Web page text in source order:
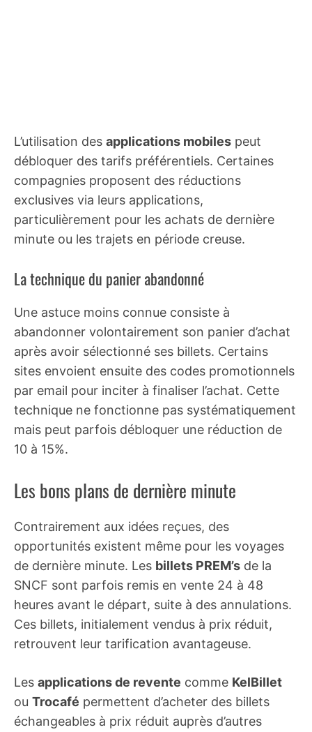
L’utilisation des applications mobiles peut
débloquer des tarifs préférentiels. Certaines
compagnies proposent des réductions
exclusives via leurs applications,
particulièrement pour les achats de dernière
minute ou les trajets en période creuse.
La technique du panier abandonné
Une astuce moins connue consiste à
abandonner volontairement son panier d’achat
après avoir sélectionné ses billets. Certains
sites envoient ensuite des codes promotionnels
par email pour inciter à finaliser l’achat. Cette
technique ne fonctionne pas systématiquement
mais peut parfois débloquer une réduction de
10 à 15%.
Les bons plans de dernière minute
Contrairement aux idées reçues, des
opportunités existent même pour les voyages
de dernière minute. Les billets PREM’s de la
SNCF sont parfois remis en vente 24 à 48
heures avant le départ, suite à des annulations.
Ces billets, initialement vendus à prix réduit,
retrouvent leur tarification avantageuse.
Les applications de revente comme KelBillet
ou Trocafé permettent d’acheter des billets
échangeables à prix réduit auprès d’autres